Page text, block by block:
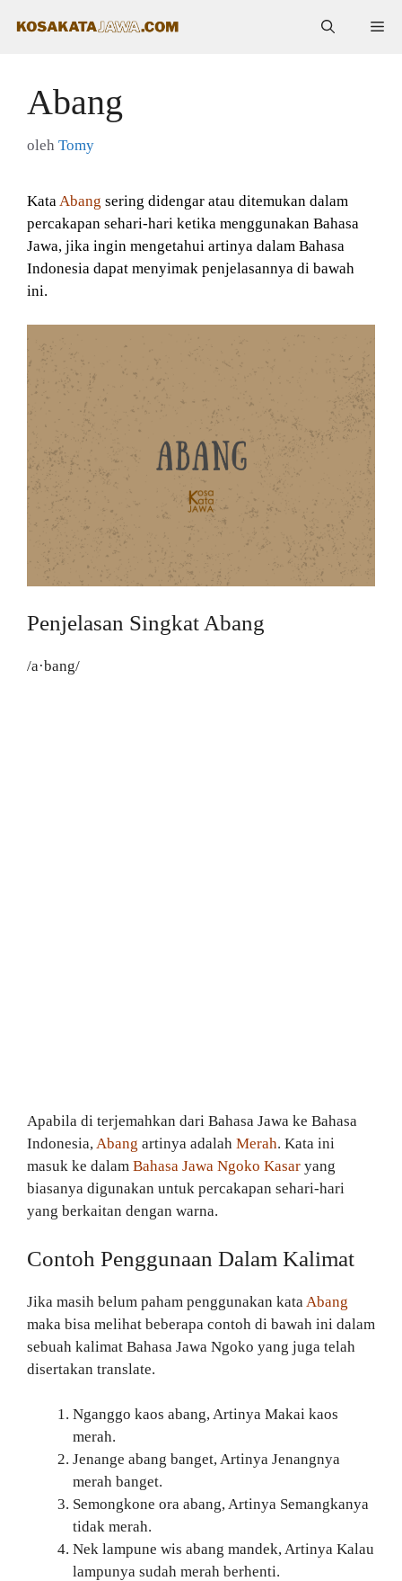
Abang
oleh Tomy
Kata Abang sering didengar atau ditemukan dalam
percakapan sehari-hari ketika menggunakan Bahasa
Jawa, jika ingin mengetahui artinya dalam Bahasa
Indonesia dapat menyimak penjelasannya di bawah
ini.
Penjelasan Singkat Abang
/a·bang/
Apabila di terjemahkan dari Bahasa Jawa ke Bahasa
Indonesia,Abang artinya adalah Merah. Kata ini
masuk ke dalam Bahasa Jawa Ngoko Kasar yang
biasanya digunakan untuk percakapan sehari-hari
yang berkaitan dengan warna.
Contoh Penggunaan Dalam Kalimat
Jika masih belum paham penggunakan kata Abang
maka bisa melihat beberapa contoh di bawah ini dalam
sebuah kalimat Bahasa Jawa Ngoko yang juga telah
disertakan translate.
Nganggo kaos abang, Artinya Makai kaos
merah.
Jenange abang banget, Artinya Jenangnya
merah banget.
Semongkone ora abang, Artinya Semangkanya
tidak merah.
Nek lampune wis abang mandek, Artinya Kalau
lampunya sudah merah berhenti.